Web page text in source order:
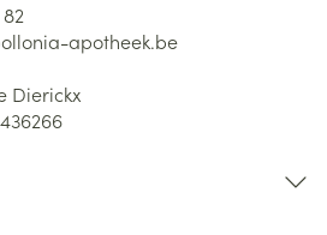
apotheek.be
Dierickx